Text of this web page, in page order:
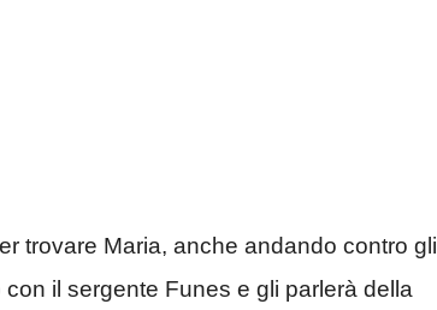
trovare Maria, anche andando contro gli
il sergente Funes e gli parlerà della